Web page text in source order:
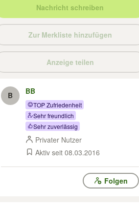
Nachricht schreiben
Zur Merkliste hinzufügen
Anzeige teilen
B BB
TOP Zufriedenheit
Sehr freundlich
Sehr zuverlässig
Privater Nutzer
Aktiv seit 08.03.2016
Folgen